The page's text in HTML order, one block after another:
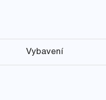
Vybavení